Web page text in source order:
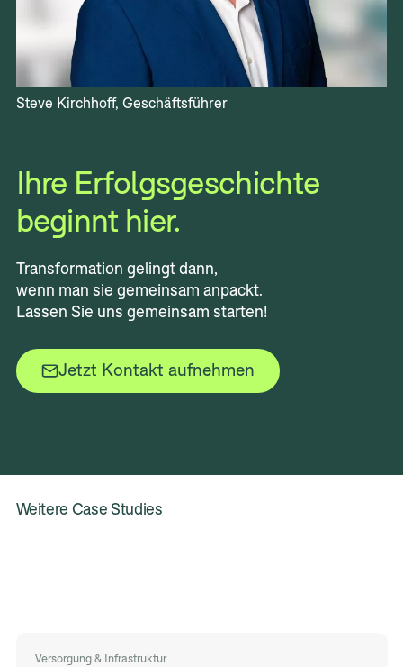
Steve Kirchhoff, Geschäftsführer
Ihre Erfolgsgeschichte
beginnt hier.
Transformation gelingt dann,
wenn man sie gemeinsam anpackt.
Lassen Sie uns gemeinsam starten!
Jetzt Kontakt aufnehmen
Weitere Case Studies
Versorgung & Infrastruktur